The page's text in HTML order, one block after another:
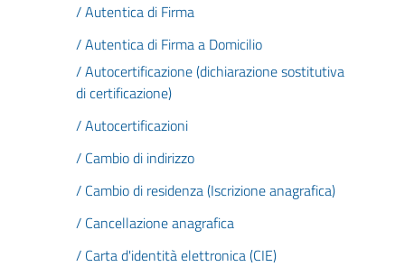
/ Autentica di Firma
/ Autentica di Firma a Domicilio
/ Autocertificazione (dichiarazione sostitutiva
di certificazione)
/ Autocertificazioni
/ Cambio di indirizzo
/ Cambio di residenza (Iscrizione anagrafica)
/ Cancellazione anagrafica
/ Carta d'identità elettronica (CIE)